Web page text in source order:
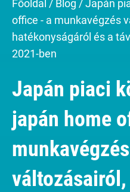
Főoldal / Blog /Japán
office - a munkavégzés
hatékonyságáról és a
2021-ben
Japán piaci
japán home
munkavégzés
változásairól,